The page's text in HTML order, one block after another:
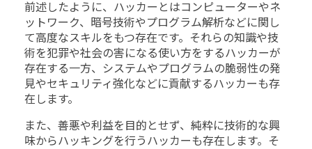
前述したように、ハッカーとはコンピューターやネ
ットワーク、暗号技術やプログラム解析などに関し
て高度なスキルをもつ存在です。それらの知識や技
術を犯罪や社会の害になる使い方をするハッカーが
存在する一方、システムやプログラムの脆弱性の発
見やセキュリティ強化などに貢献するハッカーも存
在します。
また、善悪や利益を目的とせず、純粋に技術的な興
味からハッキングを行うハッカーも存在します。そ